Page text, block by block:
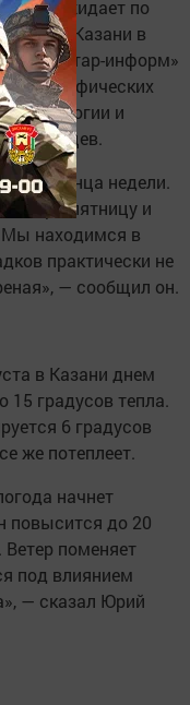
ожидает по
гостей Казани в
«Татар-информ»
географических
и
до конца недели.
пятницу и
Мы находимся в
практически не
— сообщил он.
в Казани днем
15 градусов тепла.
6 градусов
же потеплеет.
начнет
повысится до 20
Ветер поменяет
под влиянием
— сказал Юрий